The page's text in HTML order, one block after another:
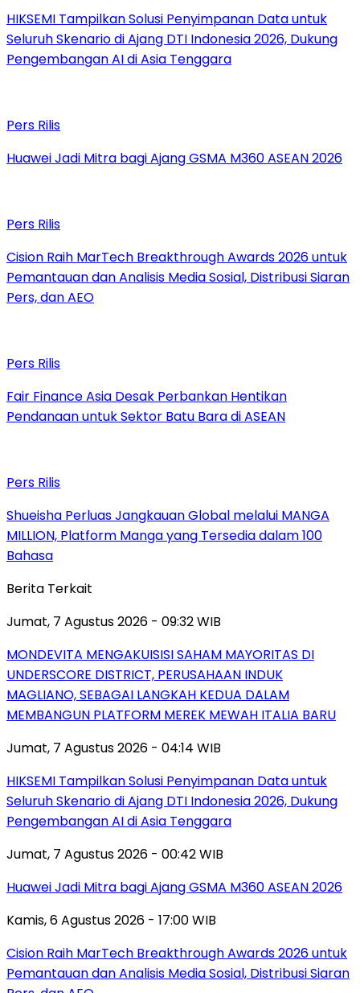
HIKSEMI Tampilkan Solusi Penyimpanan Data untuk
Seluruh Skenario di Ajang DTI Indonesia 2026, Dukung
Pengembangan AI di Asia Tenggara
Pers Rilis
Huawei Jadi Mitra bagi Ajang GSMA M360 ASEAN 2026
Pers Rilis
Cision Raih MarTech Breakthrough Awards 2026 untuk
Pemantauan dan Analisis Media Sosial, Distribusi Siaran
Pers, dan AEO
Pers Rilis
Fair Finance Asia Desak Perbankan Hentikan
Pendanaan untuk Sektor Batu Bara di ASEAN
Pers Rilis
Shueisha Perluas Jangkauan Global melalui MANGA
MILLION, Platform Manga yang Tersedia dalam 100
Bahasa
Berita Terkait
Jumat, 7 Agustus 2026 - 09:32 WIB
MONDEVITA MENGAKUISISI SAHAM MAYORITAS DI
UNDERSCORE DISTRICT, PERUSAHAAN INDUK
MAGLIANO, SEBAGAI LANGKAH KEDUA DALAM
MEMBANGUN PLATFORM MEREK MEWAH ITALIA BARU
Jumat, 7 Agustus 2026 - 04:14 WIB
HIKSEMI Tampilkan Solusi Penyimpanan Data untuk
Seluruh Skenario di Ajang DTI Indonesia 2026, Dukung
Pengembangan AI di Asia Tenggara
Jumat, 7 Agustus 2026 - 00:42 WIB
Huawei Jadi Mitra bagi Ajang GSMA M360 ASEAN 2026
Kamis, 6 Agustus 2026 - 17:00 WIB
Cision Raih MarTech Breakthrough Awards 2026 untuk
Pemantauan dan Analisis Media Sosial, Distribusi Siaran